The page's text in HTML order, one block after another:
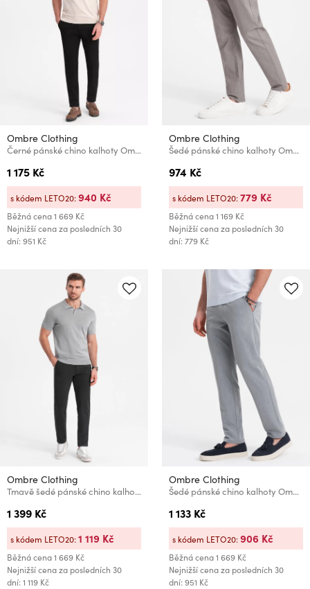
Ombre Clothing
Černé pánské chino kalhoty Ombre Clothing
1 175 Kč
Běžná cena1 669 Kč
Nejnižší cena za posledních 30
dní: 951 Kč
s kódem LETO20:940 Kč
Ombre Clothing
Šedé pánské chino kalhoty Ombre Clothing
974 Kč
Běžná cena1 169 Kč
Nejnižší cena za posledních 30
dní: 779 Kč
s kódem LETO20:779 Kč
Ombre Clothing
Tmavě šedé pánské chino kalhoty Ombre Clothing
1 399 Kč
Běžná cena1 669 Kč
Nejnižší cena za posledních 30
dní: 1 119 Kč
s kódem LETO20:1 119 Kč
Ombre Clothing
Šedé pánské chino kalhoty Ombre Clothing
1 133 Kč
Běžná cena1 669 Kč
Nejnižší cena za posledních 30
dní: 951 Kč
s kódem LETO20:906 Kč